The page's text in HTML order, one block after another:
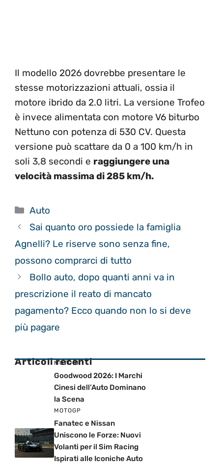
Il modello 2026 dovrebbe presentare le
stesse motorizzazioni attuali, ossia il
motore ibrido da 2.0 litri. La versione Trofeo
è invece alimentata con motore V6 biturbo
Nettuno con potenza di 530 CV. Questa
versione può scattare da 0 a 100 km/h in
soli 3,8 secondi e raggiungere una
velocità massima di 285 km/h.
Categorie
Auto
Sai quanto oro possiede la famiglia
Agnelli? Le riserve sono senza fine,
possono comprarci di tutto
Bollo auto, dopo quanti anni va in
prescrizione il reato di mancato
pagamento? Ecco quando non lo si deve
più pagare
Articoli recenti
MOTOGP
Goodwood 2026: I Marchi
Cinesi dell’Auto Dominano
la Scena
MOTOGP
Fanatec e Nissan
Uniscono le Forze: Nuovi
Volanti per il Sim Racing
Ispirati alle Iconiche Auto